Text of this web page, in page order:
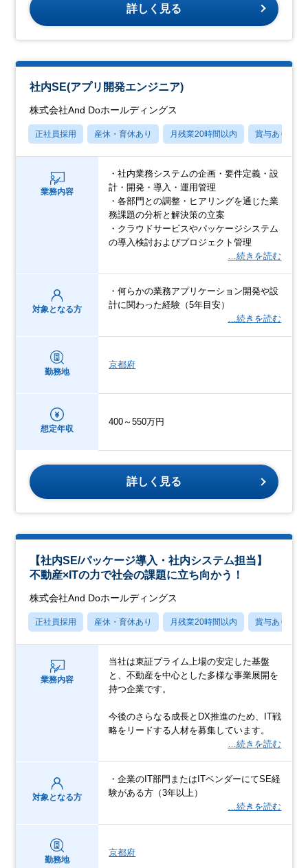
詳しく見る
社内SE(アプリ開発エンジニア)
株式会社And Doホールディングス
正社員採用 産休・育休あり 月残業20時間以内 賞与あり
業務内容
・社内業務システムの企画・要件定義・設
計・開発・導入・運用管理
・各部門との調整・ヒアリングを通じた業
務課題の分析と解決策の立案
・クラウドサービスやパッケージシステム
の導入検討およびプロジェクト管理
…続きを読む
対象となる方
・何らかの業務アプリケーション開発や設
計に関わった経験（5年目安）
…続きを読む
勤務地
京都府
想定年収
400～550万円
詳しく見る
【社内SE/パッケージ導入・社内システム担当】
不動産×ITの力で社会の課題に立ち向かう！
株式会社And Doホールディングス
正社員採用 産休・育休あり 月残業20時間以内 賞与あり
業務内容
当社は東証プライム上場の安定した基盤
と、不動産を中心とした多様な事業展開を
持つ企業です。
今後のさらなる成長とDX推進のため、IT戦
略をリードする人材を募集しています。
…続きを読む
対象となる方
・企業のIT部門またはITベンダーにてSE経
験がある方（3年以上）
…続きを読む
勤務地
京都府